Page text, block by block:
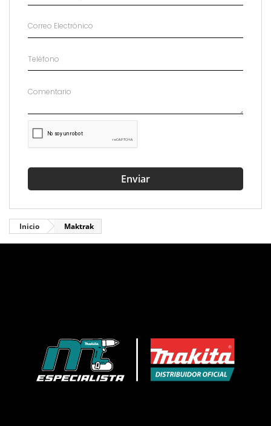
Inicio Maktrak
Enviar